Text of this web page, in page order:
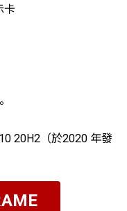
卡
20H2（於2020 年發